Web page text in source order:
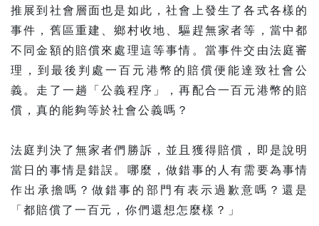
推展到社會層面也是如此，社會上發生了各式各樣的
事件，舊區重建、鄉村收地、驅趕無家者等，當中都
不同金額的賠償來處理這等事情。當事件交由法庭審
理，到最後判處一百元港幣的賠償便能達致社會公
義。走了一趟「公義程序」，再配合一百元港幣的賠
償，真的能夠等於社會公義嗎？
法庭判決了無家者們勝訴，並且獲得賠償，即是說明
當日的事情是錯誤。哪麼，做錯事的人有需要為事情
作出承擔嗎？做錯事的部門有表示過歉意嗎？還是
「都賠償了一百元，你們還想怎麼樣？」